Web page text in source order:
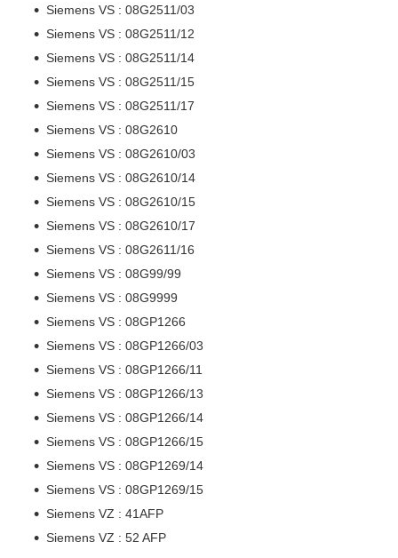
Siemens VS : 08G2511/03
Siemens VS : 08G2511/12
Siemens VS : 08G2511/14
Siemens VS : 08G2511/15
Siemens VS : 08G2511/17
Siemens VS : 08G2610
Siemens VS : 08G2610/03
Siemens VS : 08G2610/14
Siemens VS : 08G2610/15
Siemens VS : 08G2610/17
Siemens VS : 08G2611/16
Siemens VS : 08G99/99
Siemens VS : 08G9999
Siemens VS : 08GP1266
Siemens VS : 08GP1266/03
Siemens VS : 08GP1266/11
Siemens VS : 08GP1266/13
Siemens VS : 08GP1266/14
Siemens VS : 08GP1266/15
Siemens VS : 08GP1269/14
Siemens VS : 08GP1269/15
Siemens VZ : 41AFP
Siemens VZ : 52 AFP